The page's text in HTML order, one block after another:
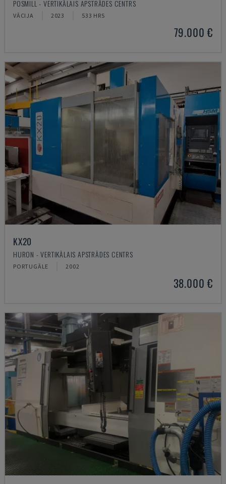
POSMILL - VERTIKĀLAIS APSTRĀDES CENTRS
VĀCIJA 2023 533 HRS
79.000 €
KX20
HURON - VERTIKĀLAIS APSTRĀDES CENTRS
PORTUGĀLE 2002
38.000 €